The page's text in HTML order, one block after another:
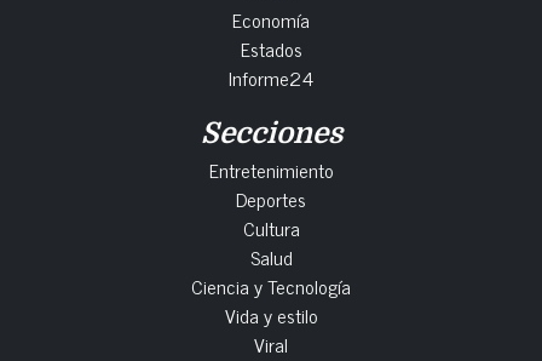
Economía
Estados
Informe24
Secciones
Entretenimiento
Deportes
Cultura
Salud
Ciencia y Tecnología
Vida y estilo
Viral